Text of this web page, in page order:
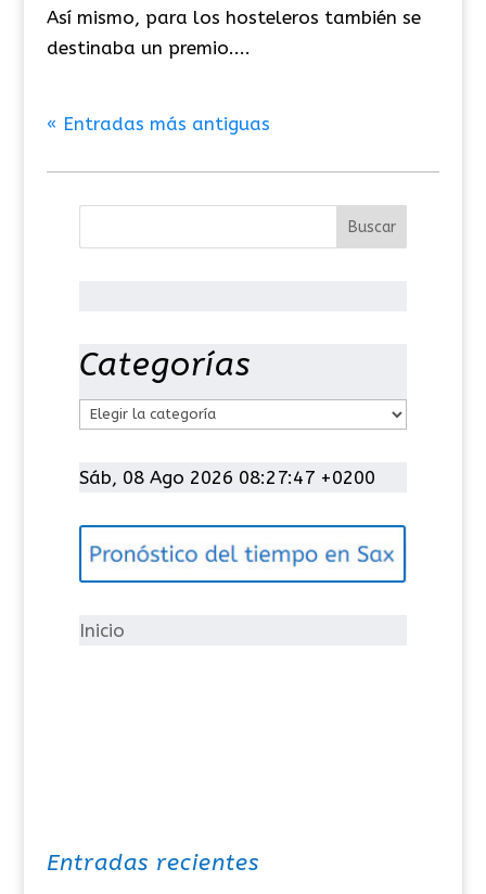
Así mismo, para los hosteleros también se
destinaba un premio....
« Entradas más antiguas
Categorías
t
g
í
Sáb, 08 Ago 2026 08:27:47 +0200
Inicio
Entradas recientes